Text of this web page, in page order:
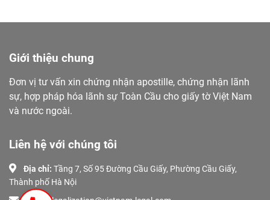
Giới thiệu chung
Đơn vị tư vấn xin chứng nhận apostille, chứng nhận lãnh
sự, hợp pháp hóa lãnh sự Toàn Cầu cho giấy tờ Việt Nam
và nước ngoài.
Liên hệ với chúng tôi
Địa chỉ: Tầng 7, Số 95 Đường Cầu Giấy, Phường Cầu Giấy,
Thành phố Hà Nội